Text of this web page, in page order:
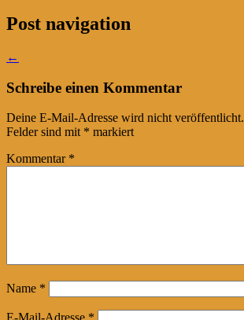
Post navigation
←
Schreibe einen Kommentar
Deine E-Mail-Adresse wird nicht veröffentlicht.
Felder sind mit * markiert
Kommentar *
Name *